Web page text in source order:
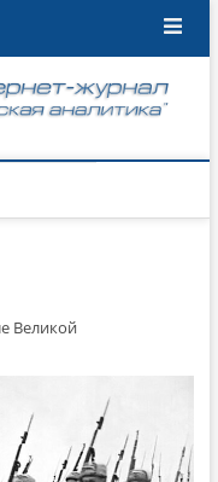
Великой